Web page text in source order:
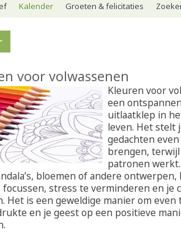
Kalender Groeten & felicitaties
voor volwassenen
Kleuren voor
een
uitlaatklep in
leven. Het stelt
gedachten
brengen,
patronen
bloemen of andere
focussen, stress te verminderen en je
Het is een geweldige manier om
en je geest op een positieve